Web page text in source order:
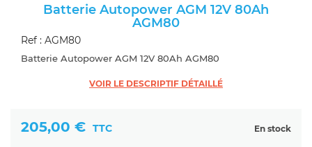
Batterie Autopower AGM 12V 80Ah
AGM80
Ref : AGM80
Batterie Autopower AGM 12V 80Ah AGM80
VOIR LE DESCRIPTIF DÉTAILLÉ
En stock
205,00 € TTC